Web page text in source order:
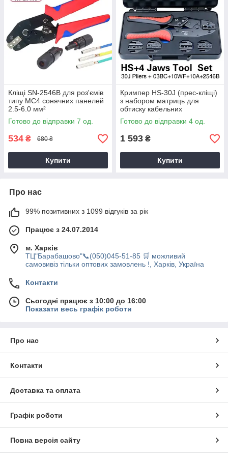
Кліщі SN-2546B для роз'ємів
типу MC4 сонячних панелей
2.5-6.0 мм²
Готово до відправки 7 од.
534 ₴ 680 ₴
Купити
Кримпер HS-30J (прес-кліщі)
з набором матриць для
обтиску кабельних
наконечників конекторів та
роз'ємів
Готово до відправки 4 од.
1 593 ₴
Купити
Про нас
99% позитивних з 1099 відгуків за рік
Працює з 24.07.2014
м. Харків
ТЦ"Барабашово"📞(050)045-51-85 🛒 можливий
самовивіз тільки оптових замовлень !, Харків, Україна
Контакти
Сьогодні працює з 10:00 до 16:00
Показати весь графік роботи
Про нас
Контакти
Доставка та оплата
Графік роботи
Повна версія сайту